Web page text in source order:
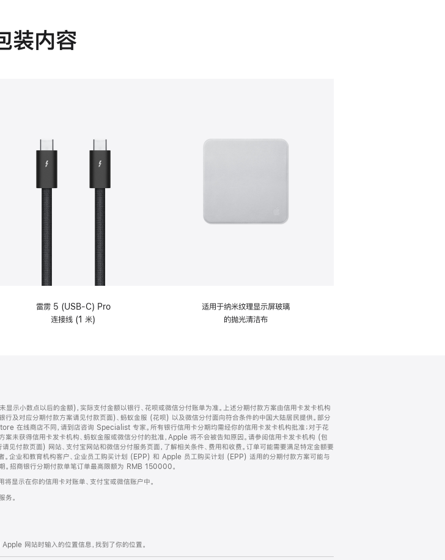
装内容
雷雳 5 (USB-C) Pro
连接线 (1 米)
适用于纳米纹理显示屏玻璃
的抛光清洁布
示小数点以后的金额)，实际支付金额以银行、花呗或微信分付账单为准。上述分期付款方案由信用卡发卡机构
行及对应分期付款方案请见付款页面)、蚂蚁金服 (花呗) 以及微信分付面向符合条件的中国大陆居民提供。部分
在线商店不同，请到店咨询 Specialist 专家。所有银行信用卡分期均需经你的信用卡发卡机构批准；对于花
案未获得信用卡发卡机构、蚂蚁金服或微信分付的批准，Apple 将不会被告知原因。请参阅信用卡发卡机构 (包
见付款页面) 网站、支付宝网站和微信分付服务页面，了解相关条件、费用和收费。订单可能需要满足特定金额要
。企业和教育机构客户、企业员工购买计划 (EPP) 和 Apple 员工购买计划 (EPP) 适用的分期付款方案可能与
。招商银行分期付款单笔订单最高限额为 RMB 150000。
显示在你的信用卡对账单、支付宝或微信账户中。
务。
网站时输入的位置信息，找到了你的位置。